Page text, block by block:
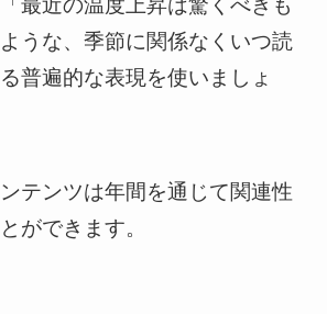
最近の温度上昇は驚くべきも
うな、季節に関係なくいつ読
普遍的な表現を使いましょ
テンツは年間を通じて関連性
ができます。